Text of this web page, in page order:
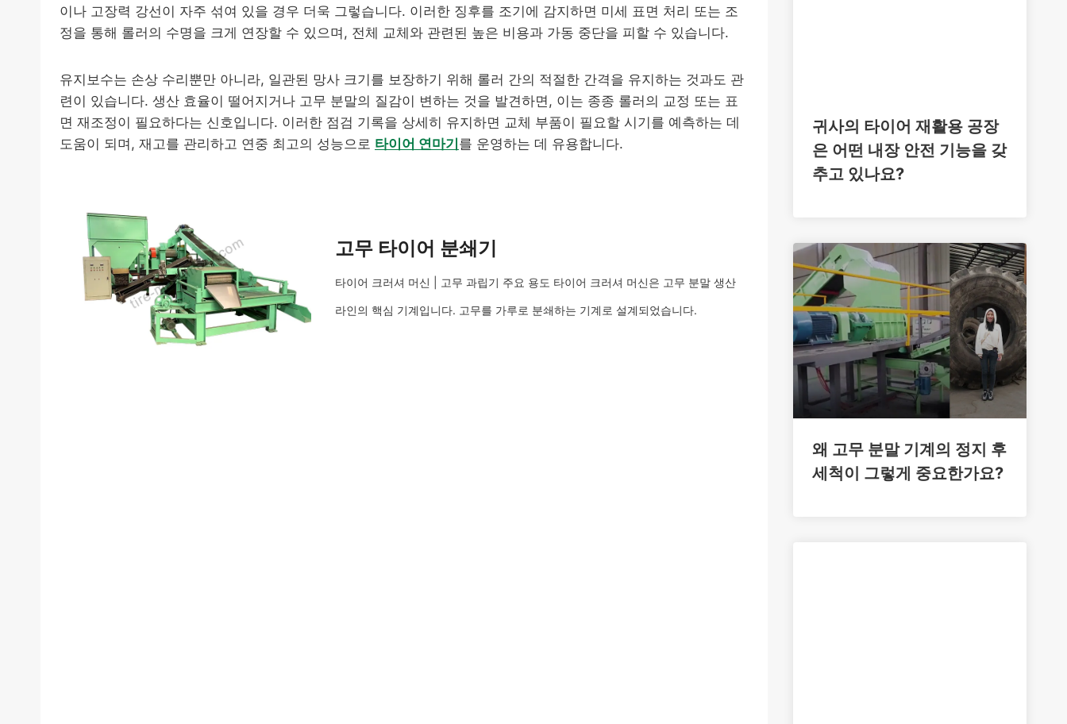
이나 고장력 강선이 자주 섞여 있을 경우 더욱 그렇습니다. 이러한 징후를 조기에 감지하면 미세 표면 처리 또는 조
정을 통해 롤러의 수명을 크게 연장할 수 있으며, 전체 교체와 관련된 높은 비용과 가동 중단을 피할 수 있습니다.
유지보수는 손상 수리뿐만 아니라, 일관된 망사 크기를 보장하기 위해 롤러 간의 적절한 간격을 유지하는 것과도 관
련이 있습니다. 생산 효율이 떨어지거나 고무 분말의 질감이 변하는 것을 발견하면, 이는 종종 롤러의 교정 또는 표
면 재조정이 필요하다는 신호입니다. 이러한 점검 기록을 상세히 유지하면 교체 부품이 필요할 시기를 예측하는 데
도움이 되며, 재고를 관리하고 연중 최고의 성능으로 타이어 연마기를 운영하는 데 유용합니다.
고무 타이어 분쇄기
타이어 크러셔 머신 | 고무 과립기 주요 용도 타이어 크러셔 머신은 고무 분말 생산
라인의 핵심 기계입니다. 고무를 가루로 분쇄하는 기계로 설계되었습니다.
귀사의 타이어 재활용 공장
은 어떤 내장 안전 기능을 갖
추고 있나요?
왜 고무 분말 기계의 정지 후
세척이 그렇게 중요한가요?